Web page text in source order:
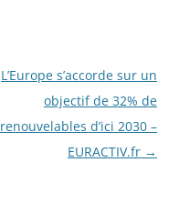
L’Europe s’accorde sur un
objectif de 32% de
renouvelables d’ici 2030 –
EURACTIV.fr →